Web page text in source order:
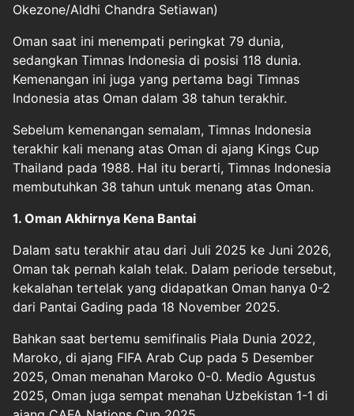
Okezone/Aldhi Chandra Setiawan)
Oman saat ini menempati peringkat 79 dunia,
sedangkan Timnas Indonesia di posisi 118 dunia.
Kemenangan ini juga yang pertama bagi Timnas
Indonesia atas Oman dalam 38 tahun terakhir.
Sebelum kemenangan semalam, Timnas Indonesia
terakhir kali menang atas Oman di ajang Kings Cup
Thailand pada 1988. Hal itu berarti, Timnas Indonesia
membutuhkan 38 tahun untuk menang atas Oman.
1. Oman Akhirnya Kena Bantai
Dalam satu terakhir atau dari Juli 2025 ke Juni 2026,
Oman tak pernah kalah telak. Dalam periode tersebut,
kekalahan tertelak yang didapatkan Oman hanya 0-2
dari Pantai Gading pada 18 November 2025.
Bahkan saat bertemu semifinalis Piala Dunia 2022,
Maroko, di ajang FIFA Arab Cup pada 5 Desember
2025, Oman menahan Maroko 0-0. Medio Agustus
2025, Oman juga sempat menahan Uzbekistan 1-1 di